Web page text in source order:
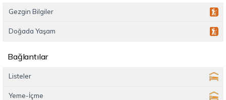
Gezgin Bilgiler
Doğada Yaşam
Bağlantılar
Listeler
Yeme-İçme